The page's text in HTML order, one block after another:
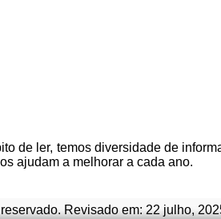
de ler, temos diversidade de
ajudam a melhorar a cada ano.
. Revisado em: 22 julho,